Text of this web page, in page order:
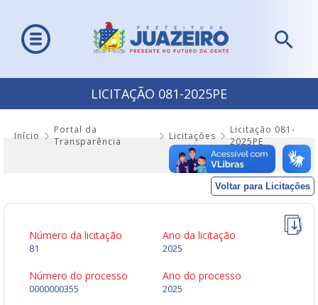
LICITAÇÃO 081-2025PE
Início
Portal da
Transparência
Licitações
Licitação 081-
2025PE
Voltar para Licitações
Número da licitação
81
Ano da licitação
2025
Número do processo
0000000355
Ano do processo
2025